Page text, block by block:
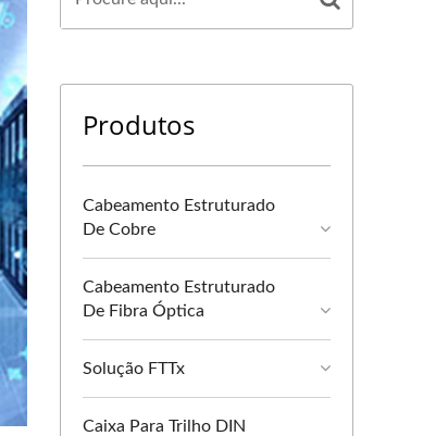
Produtos
Cabeamento Estruturado
De Cobre
Cabeamento Estruturado
De Fibra Óptica
Solução FTTx
Caixa Para Trilho DIN